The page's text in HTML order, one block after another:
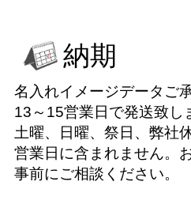
納期
名入れイメージデータご
13～15営業日で発送致し
土曜、日曜、祭日、弊社
営業日に含まれません。
事前にご相談ください。